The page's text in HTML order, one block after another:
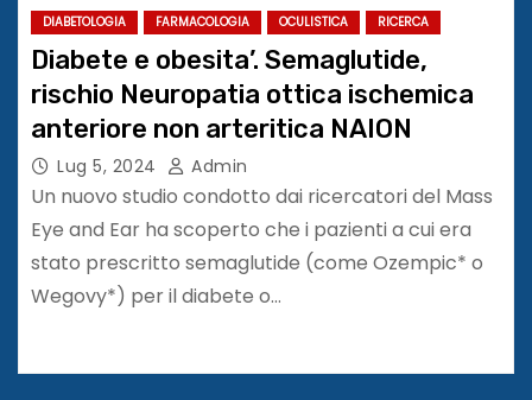
DIABETOLOGIA FARMACOLOGIA OCULISTICA RICERCA
Diabete e obesita’. Semaglutide,
rischio Neuropatia ottica ischemica
anteriore non arteritica NAION
Lug 5, 2024 Admin
Un nuovo studio condotto dai ricercatori del Mass
Eye and Ear ha scoperto che i pazienti a cui era
stato prescritto semaglutide (come Ozempic* o
Wegovy*) per il diabete o…